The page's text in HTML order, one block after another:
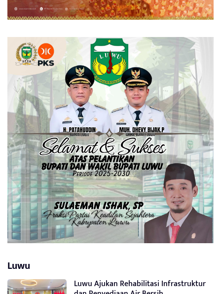
Luwu
Luwu Ajukan Rehabilitasi Infrastruktur